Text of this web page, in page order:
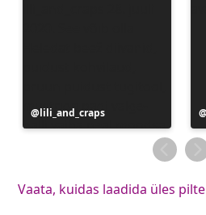
Postitus
avaldatud
lili_and_craps
Vaata, kuidas laadida üles pilte